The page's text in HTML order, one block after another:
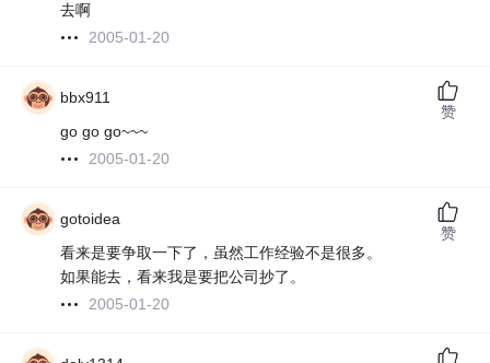
去啊
2005-01-20
bbx911
go go go~~~
2005-01-20
赞
gotoidea
看来是要争取一下了，虽然工作经验不是很多。
如果能去，看来我是要把公司抄了。
2005-01-20
赞